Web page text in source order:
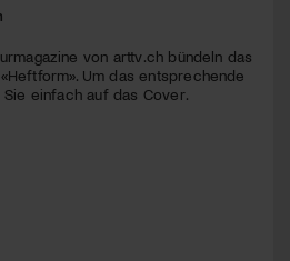
von arttv.ch bündeln das
Um das entsprechende
einfach auf das Cover.